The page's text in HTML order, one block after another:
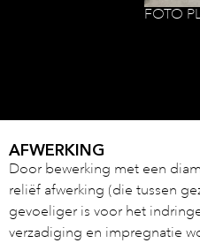
FOTO
AFWERKING
Door bewerking met een
reliëf afwerking (die tussen
gevoeliger is voor het
verzadiging en impregnatie